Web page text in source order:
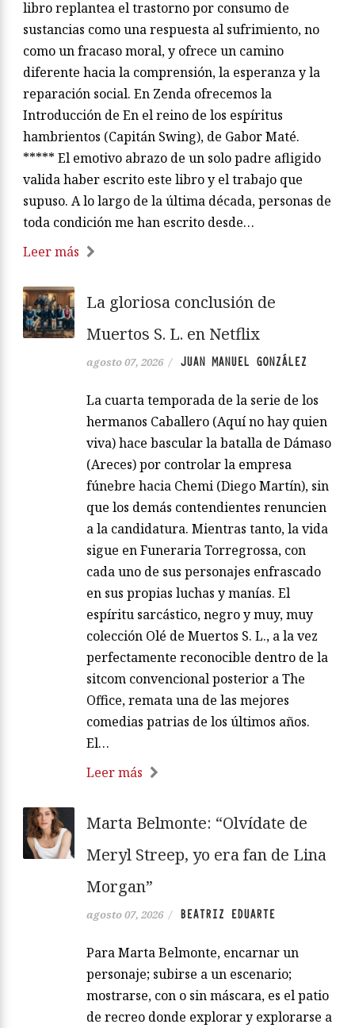
libro replantea el trastorno por consumo de
sustancias como una respuesta al sufrimiento, no
como un fracaso moral, y ofrece un camino
diferente hacia la comprensión, la esperanza y la
reparación social. En Zenda ofrecemos la
Introducción de En el reino de los espíritus
hambrientos (Capitán Swing), de Gabor Maté.
***** El emotivo abrazo de un solo padre afligido
valida haber escrito este libro y el trabajo que
supuso. A lo largo de la última década, personas de
toda condición me han escrito desde…
Leer más
La gloriosa conclusión de
Muertos S. L. en Netflix
agosto 07, 2026 / JUAN MANUEL GONZÁLEZ
La cuarta temporada de la serie de los
hermanos Caballero (Aquí no hay quien
viva) hace bascular la batalla de Dámaso
(Areces) por controlar la empresa
fúnebre hacia Chemi (Diego Martín), sin
que los demás contendientes renuncien
a la candidatura. Mientras tanto, la vida
sigue en Funeraria Torregrossa, con
cada uno de sus personajes enfrascado
en sus propias luchas y manías. El
espíritu sarcástico, negro y muy, muy
colección Olé de Muertos S. L., a la vez
perfectamente reconocible dentro de la
sitcom convencional posterior a The
Office, remata una de las mejores
comedias patrias de los últimos años.
El…
Leer más
Marta Belmonte: “Olvídate de
Meryl Streep, yo era fan de Lina
Morgan”
agosto 07, 2026 / BEATRIZ EDUARTE
Para Marta Belmonte, encarnar un
personaje; subirse a un escenario;
mostrarse, con o sin máscara, es el patio
de recreo donde explorar y explorarse a